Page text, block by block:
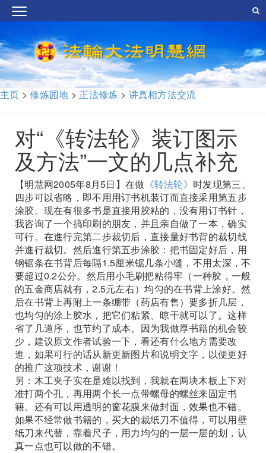
主页 >修炼园地 > 正法修炼 > 讲真相方法交流
对“《转法轮》装订图示
及方法”一文的几点补充
【明慧网2005年8月5日】在做 《转法轮》 时发现第三、
四步可以省略，即不用用订书机装订而直接采用第五步
涂胶。现在有很多书是直接用胶粘的，没有用订书针，
我咨询了一个搞印刷的朋友，并且亲自做了一本，确实
可行。在進行完第二步裁切后，直接量好书背的裁切线
并進行裁切。然后進行第五步涂胶：把书固定好后，用
钢锯条在书背后每隔1.5厘米锯几条小缝，不用太深，不
要超过0.2公分。然后用小毛刷把粘得牢（一种胶，一般
的五金商店就有，2.5元左右）均匀的在书背上涂好。然
后在书背上再附上一条绷带（药店有售）要多折几层，
也均匀的涂上胶水，把它们粘紧、晾干就可以了。这样
省了几道序，也节约了成本。因为我做厚书籍的机会较
少，建议原文作者试验一下，看还有什么地方需要改
進，如果可行的话从新更新图片和说明文字，以便更好
的推广这项技术，谢谢！
另：木工夹子实在是难以找到，我就在两块木板上下对
准打两个孔，再用两个长一点带螺母的螺丝来固定书
籍。还有可以用透明的窗花膜来做封面，效果也不错。
如果不经常做书籍的，买大的裁纸刀不值得，可以用壁
纸刀来代替，靠着尺子，用力均匀的一层一层的划，认
真一点也可以做的不错。